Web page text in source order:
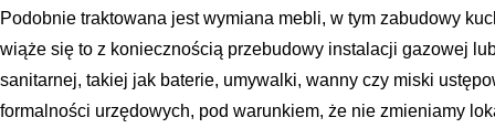
Podobnie traktowana jest wymiana mebli, w tym zabudowy
wiąże się to z koniecznością przebudowy instalacji gazowej
sanitarnej, takiej jak baterie, umywalki, wanny czy miski
formalności urzędowych, pod warunkiem, że nie zmieniamy